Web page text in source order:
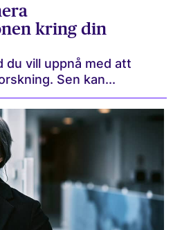
kring din
du vill uppnå med att
Sen kan...